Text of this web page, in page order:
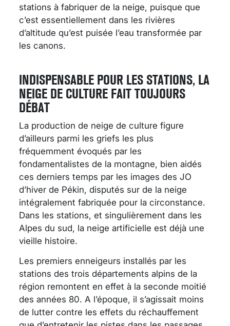
stations à fabriquer de la neige, puisque que
c’est essentiellement dans les rivières
d’altitude qu’est puisée l’eau transformée par
les canons.
INDISPENSABLE POUR LES STATIONS, LA
NEIGE DE CULTURE FAIT TOUJOURS
DÉBAT
La production de neige de culture figure
d’ailleurs parmi les griefs les plus
fréquemment évoqués par les
fondamentalistes de la montagne, bien aidés
ces derniers temps par les images des JO
d’hiver de Pékin, disputés sur de la neige
intégralement fabriquée pour la circonstance.
Dans les stations, et singulièrement dans les
Alpes du sud, la neige artificielle est déjà une
vieille histoire.
Les premiers enneigeurs installés par les
stations des trois départements alpins de la
région remontent en effet à la seconde moitié
des années 80. A l’époque, il s’agissait moins
de lutter contre les effets du réchauffement